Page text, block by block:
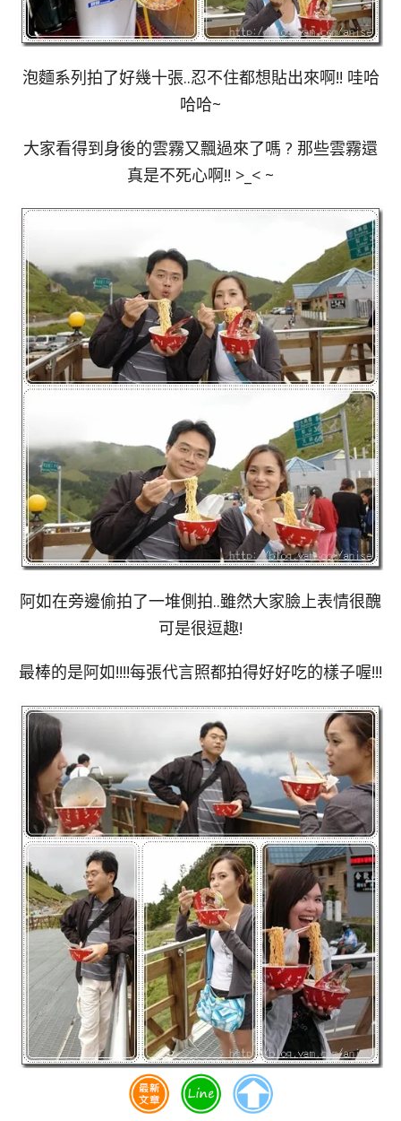
泡麵系列拍了好幾十張..忍不住都想貼出來啊!! 哇哈
哈哈~
大家看得到身後的雲霧又飄過來了嗎 ? 那些雲霧還
真是不死心啊!! >_< ~
阿如在旁邊偷拍了一堆側拍..雖然大家臉上表情很醜
可是很逗趣!
最棒的是阿如!!!!每張代言照都拍得好好吃的樣子喔!!!